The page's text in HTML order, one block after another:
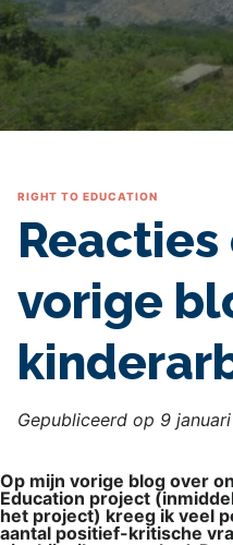
RIGHT TO EDUCATION
Reacties
vorige
Gepubliceerd op 9
Op mijn vorige blog over
Education project
het project) kreeg ik veel
aantal positief-kritische